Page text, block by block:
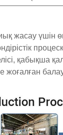
жасау үшін
қабықша
жоғалған